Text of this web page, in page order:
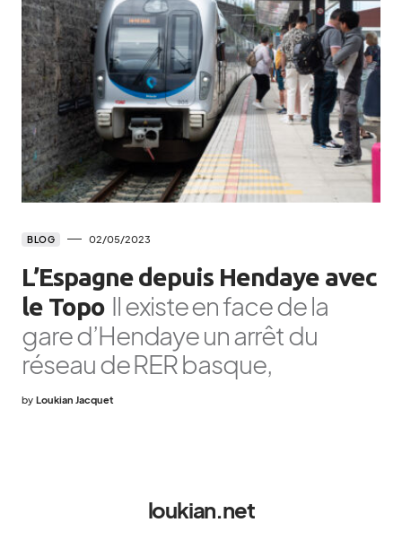
BLOG 02/05/2023
L’Espagne depuis Hendaye avec
le Topo Il existe en face de la
gare d’Hendaye un arrêt du
réseau de RER basque,
by Loukian Jacquet
loukian.net